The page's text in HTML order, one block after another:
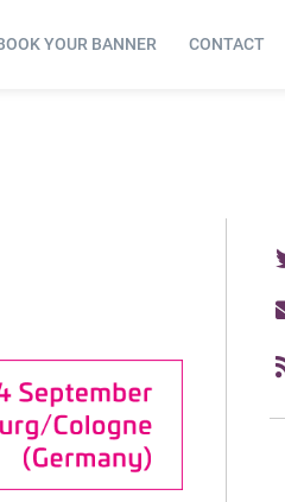
YOUR BANNER CONTACT